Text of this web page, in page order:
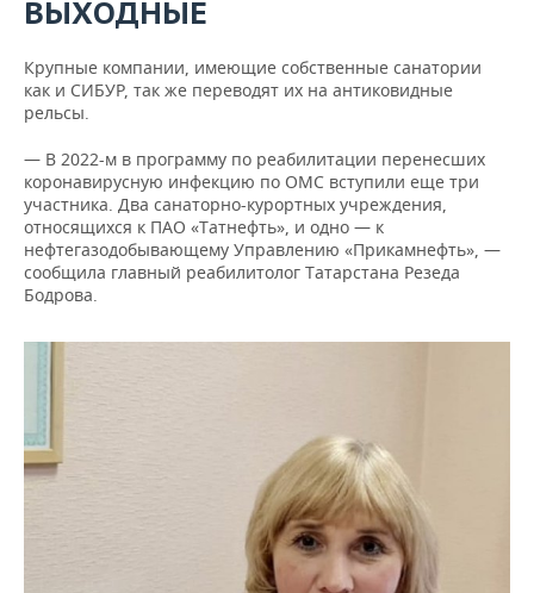
ВЫХОДНЫЕ
Крупные компании, имеющие собственные санатории
как и СИБУР, так же переводят их на антиковидные
рельсы.
— В 2022-м в программу по реабилитации перенесших
коронавирусную инфекцию по ОМС вступили еще три
участника. Два санаторно-курортных учреждения,
относящихся к ПАО «Татнефть», и одно — к
нефтегазодобывающему Управлению «Прикамнефть», —
сообщила главный реабилитолог Татарстана Резеда
Бодрова.